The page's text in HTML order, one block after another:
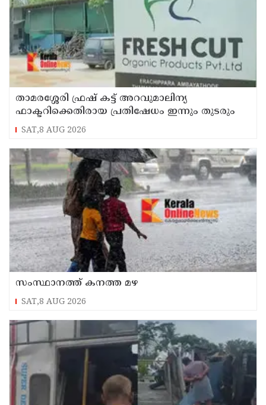
താമരശ്ശേരി ഫ്രഷ് കട്ട് അറവുമാലിന്യ
ഫാക്ടറിക്കെതിരായ പ്രതിഷേധം ഇന്നും തുടരും
SAT,8 AUG 2026
സംസ്ഥാനത്ത് കനത്ത മഴ
SAT,8 AUG 2026